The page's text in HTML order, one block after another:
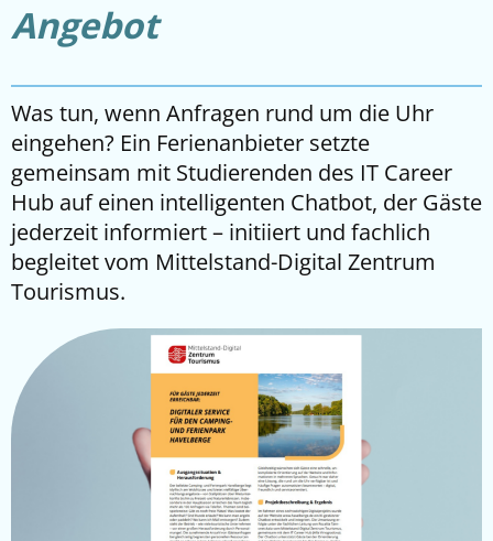
Angebot
Was tun, wenn Anfragen rund um die Uhr
eingehen? Ein Ferienanbieter setzte
gemeinsam mit Studierenden des IT Career
Hub auf einen intelligenten Chatbot, der Gäste
jederzeit informiert – initiiert und fachlich
begleitet vom Mittelstand-Digital Zentrum
Tourismus.